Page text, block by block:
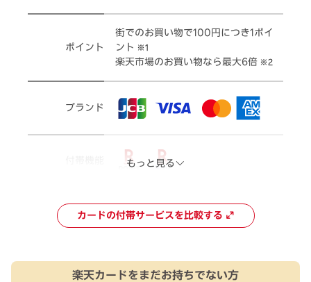
ポイント
街でのお買い物で100円につき1ポイ
ント ※1
楽天市場のお買い物なら最大6倍 ※2
ブランド
もっと見る
カードの付帯サービスを比較する
楽天カードをまだお持ちでない方